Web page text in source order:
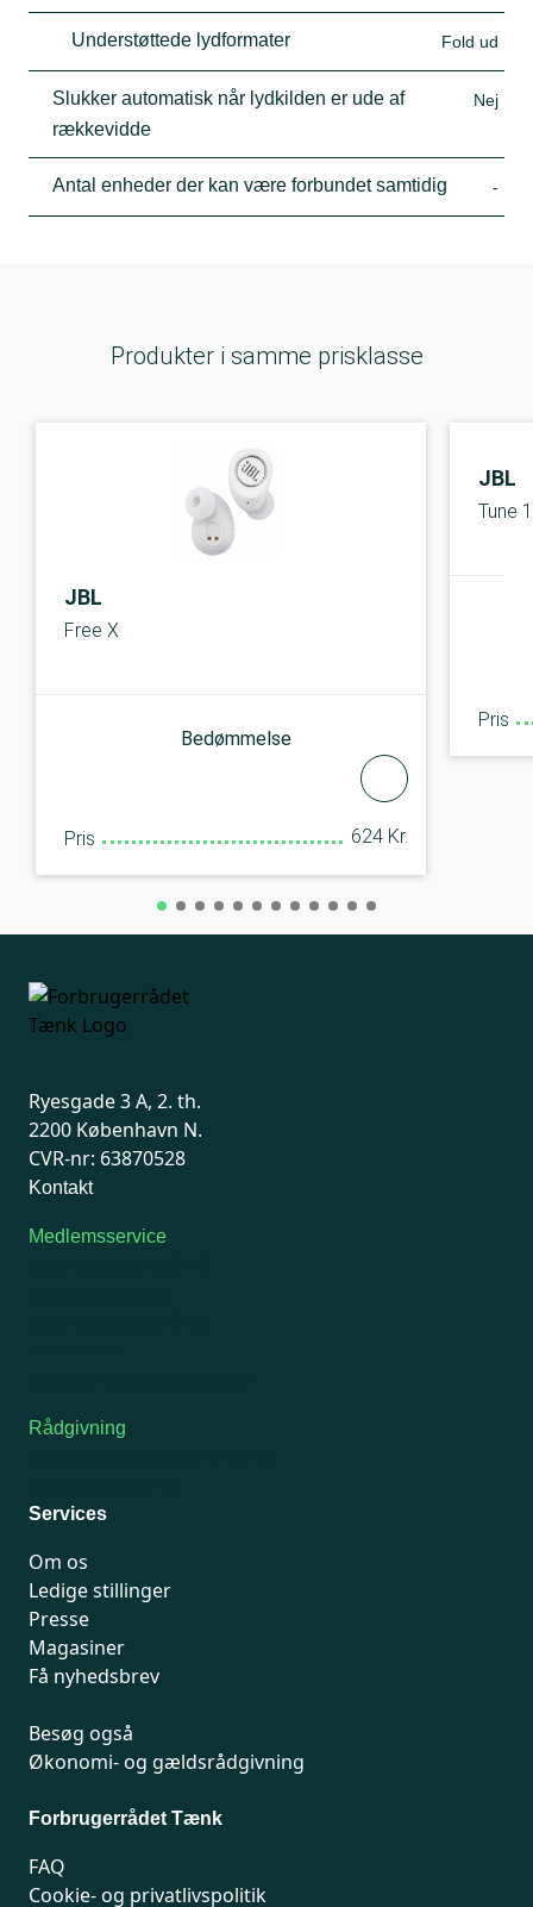
Understøttede lydformater Fold ud
Slukker automatisk når lydkilden er ude af
rækkevidde
Nej
Antal enheder der kan være forbundet samtidig -
Produkter i samme prisklasse
JBL
Free X
Bedømmelse
Pris 624 Kr.
JBL
Tune
Pris
Ryesgade 3 A, 2. th.
2200 København N.
CVR-nr: 63870528
Kontakt
Medlemsservice
Rådgivning
Services
Om os
Ledige stillinger
Presse
Magasiner
Få nyhedsbrev
Besøg også
Økonomi- og gældsrådgivning
Forbrugerrådet Tænk
FAQ
Cookie- og privatlivspolitik